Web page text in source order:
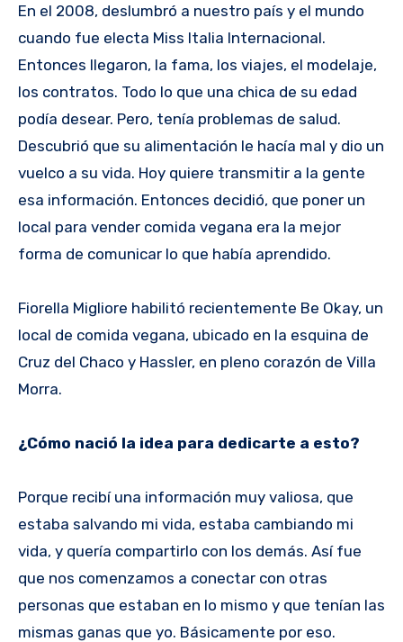
En el 2008, deslumbró a nuestro país y el mundo
cuando fue electa Miss Italia Internacional.
Entonces llegaron, la fama, los viajes, el modelaje,
los contratos. Todo lo que una chica de su edad
podía desear. Pero, tenía problemas de salud.
Descubrió que su alimentación le hacía mal y dio un
vuelco a su vida. Hoy quiere transmitir a la gente
esa información. Entonces decidió, que poner un
local para vender comida vegana era la mejor
forma de comunicar lo que había aprendido.
Fiorella Migliore habilitó recientemente Be Okay, un
local de comida vegana, ubicado en la esquina de
Cruz del Chaco y Hassler, en pleno corazón de Villa
Morra.
¿Cómo nació la idea para dedicarte a esto?
Porque recibí una información muy valiosa, que
estaba salvando mi vida, estaba cambiando mi
vida, y quería compartirlo con los demás. Así fue
que nos comenzamos a conectar con otras
personas que estaban en lo mismo y que tenían las
mismas ganas que yo. Básicamente por eso.